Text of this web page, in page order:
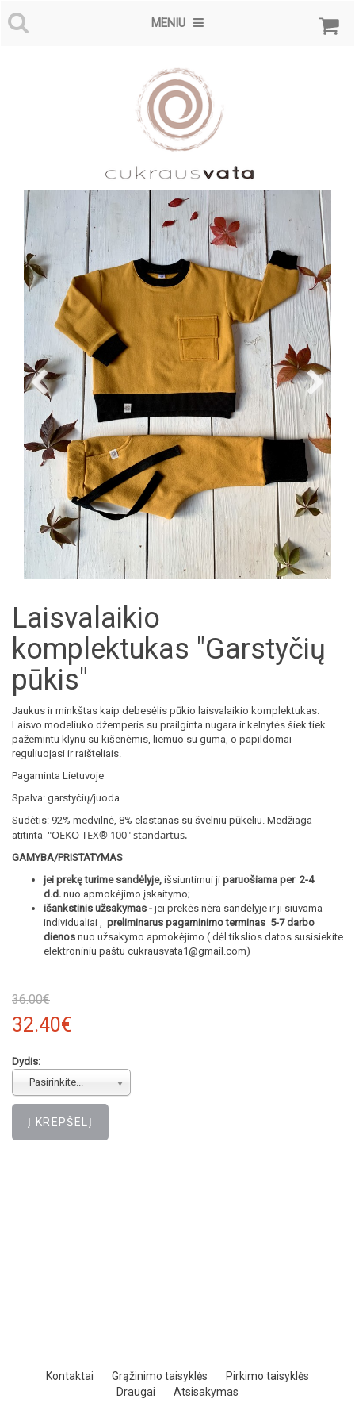
MENIU
Laisvalaikio
komplektukas "Garstyčių
pūkis"
Jaukus ir minkštas kaip debesėlis pūkio laisvalaikio komplektukas.
Laisvo modeliuko džemperis su prailginta nugara ir kelnytės šiek tiek
pažemintu klynu su kišenėmis, liemuo su guma, o papildomai
reguliuojasi ir raišteliais.
Pagaminta Lietuvoje
Spalva: garstyčių/juoda.
Sudėtis: 92% medvilnė, 8% elastanas su švelniu pūkeliu. Medžiaga
atitinta "OEKO-TEX® 100" standartus.
GAMYBA/PRISTATYMAS
jei prekę turime sandėlyje, išsiuntimui ji paruošiama per 2-4
d.d. nuo apmokėjimo įskaitymo;
išankstinis užsakymas - jei prekės nėra sandėlyje ir ji siuvama
individualiai , preliminarus pagaminimo terminas 5-7 darbo
dienos nuo užsakymo apmokėjimo ( dėl tikslios datos susisiekite
elektroniniu paštu cukrausvata1@gmail.com)
36.00€
32.40€
Dydis:
Pasirinkite...
Kontaktai Grąžinimo taisyklės
Pirkimo taisyklės
Draugai
Atsisakymas